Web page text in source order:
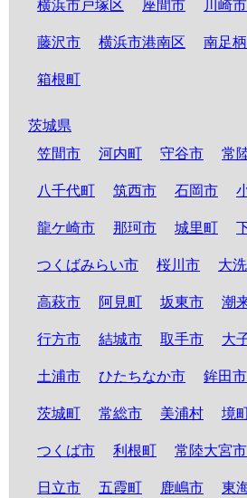
横浜市戸塚区 座間市 川崎
藤沢市 横浜市港南区 南足
箱根町
茨城県
笠間市
河内町 守谷市 常
八千代町 筑西市 石岡市
龍ケ崎市 那珂市 城里町
つくばみらい市 桜川市 大
高萩市 阿見町 坂東市 潮
行方市 結城市 取手市 大
土浦市 ひたちなか市 鉾田市
茨城町 常総市 美浦村 境
つくば市 利根町 常陸大宮市
日立市 五霞町 鹿嶋市 東